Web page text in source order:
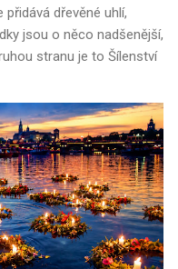
přidává dřevěné uhlí,
jsou o něco nadšenější,
stranu je to Šílenství